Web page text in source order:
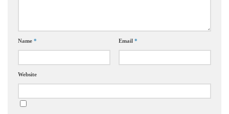
Name * Email *
Website